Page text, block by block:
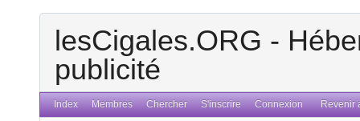
lesCigales.ORG -
publicité
Index Membres Chercher S'inscrire Connexion Revenir